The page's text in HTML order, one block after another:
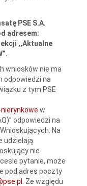
PSE S.A.
adresem:
,,Aktualne
wniosków nie ma
odpowiedzi na
z tym PSE
w
odpowiedzi na
Na
udzielają
nie
pytanie, może
pod adres poczty
. Ze względu